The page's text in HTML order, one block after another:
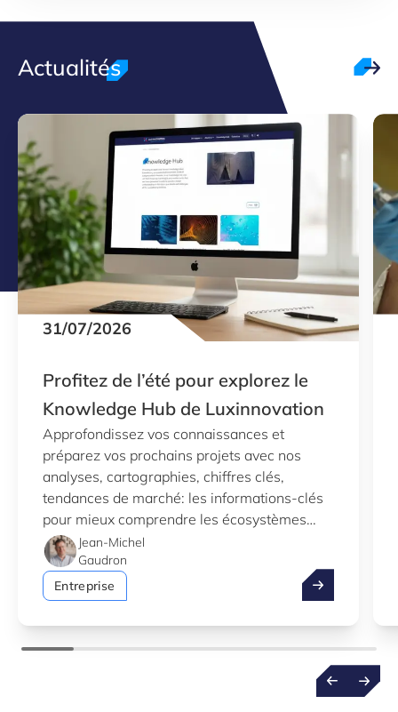
Actualités
31/07/2026
Profitez de l’été pour explorez le
Knowledge Hub de Luxinnovation
Approfondissez vos connaissances et
préparez vos prochains projets avec nos
analyses, cartographies, chiffres clés,
tendances de marché: les informations-clés
pour mieux comprendre les écosystèmes
d’innovation au Luxembourg.
Jean-Michel
Gaudron
Entreprise
Profitez de